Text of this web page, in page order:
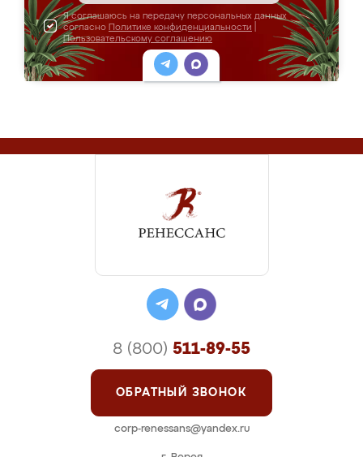
Я соглашаюсь на передачу персональных данных
согласно Политике конфиденциальности
Пользовательскому соглашению
8 (800) 511-89-55
ОБРАТНЫЙ ЗВОНОК
corp-renessans@yandex.ru